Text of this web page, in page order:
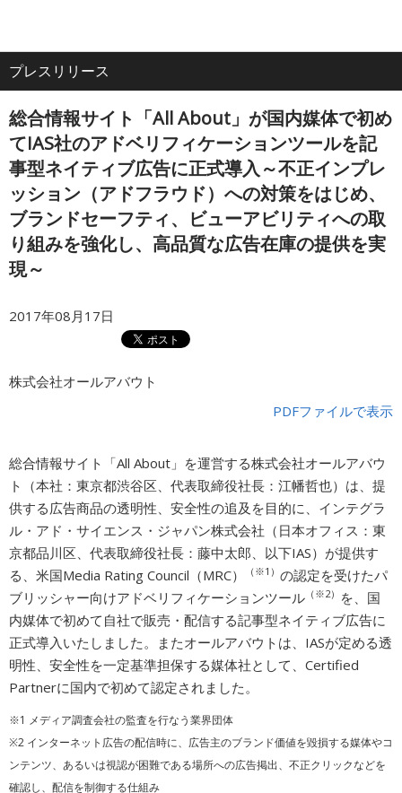
All
About
シ
ョ
ン
ホーム
企業情報
IR・投資家情報
サービス
採用情報
プレスリリース
ソーシャルアカウント
閉じる
総合情報サイト「All About」が国内媒体で初め
てIAS社のアドベリフィケーションツールを記
事型ネイティブ広告に正式導入～不正インプレ
ッション（アドフラウド）への対策をはじめ、
ブランドセーフティ、ビューアビリティへの取
り組みを強化し、高品質な広告在庫の提供を実
現～
2017年08月17日
株式会社オールアバウト
PDFファイルで表示
総合情報サイト「All About」を運営する株式会社オールアバウ
ト（本社：東京都渋谷区、代表取締役社長：江幡哲也）は、提
供する広告商品の透明性、安全性の追及を目的に、インテグラ
ル・アド・サイエンス・ジャパン株式会社（日本オフィス：東
京都品川区、代表取締役社長：藤中太郎、以下IAS）が提供す
る、米国Media Rating Council（MRC）
（※1） の認定を受けたパ
ブリッシャー向けアドベリフィケーションツール （※2） を、国
内媒体で初めて自社で販売・配信する記事型ネイティブ広告に
正式導入いたしました。またオールアバウトは、IASが定める透
明性、安全性を一定基準担保する媒体社として、Certified
Partnerに国内で初めて認定されました。
※1 メディア調査会社の監査を行なう業界団体
※2 インターネット広告の配信時に、広告主のブランド価値を毀損する媒体やコ
ンテンツ、あるいは視認が困難である場所への広告掲出、不正クリックなどを
確認し、配信を制御する仕組み
プレスリリース